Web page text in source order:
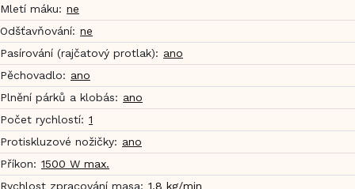
Mletí máku: ne
Odšťavňování: ne
Pasírování (rajčatový protlak): ano
Pěchovadlo: ano
Plnění párků a klobás: ano
Počet rychlostí: 1
Protiskluzové nožičky: ano
Příkon: 1500 W max.
Rychlost zpracování masa: 1,8 kg/min